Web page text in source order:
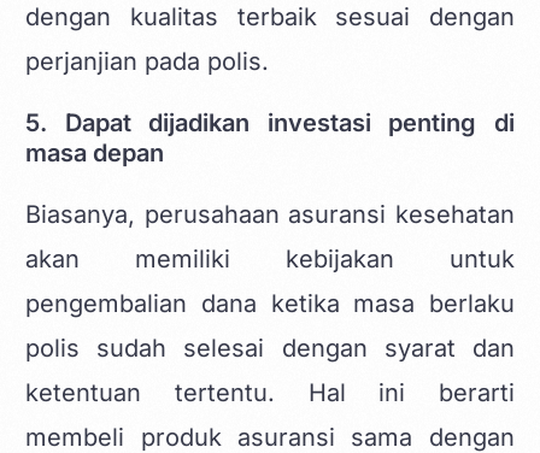
dengan kualitas terbaik sesuai dengan
perjanjian pada polis.
5. Dapat dijadikan investasi penting di
masa depan
Biasanya, perusahaan asuransi kesehatan
akan memiliki kebijakan untuk
pengembalian dana ketika masa berlaku
polis sudah selesai dengan syarat dan
ketentuan tertentu. Hal ini berarti
membeli produk asuransi sama dengan